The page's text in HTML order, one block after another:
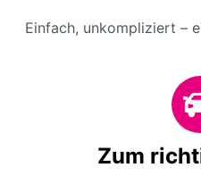
Einfach, unkompliziert –
Zum